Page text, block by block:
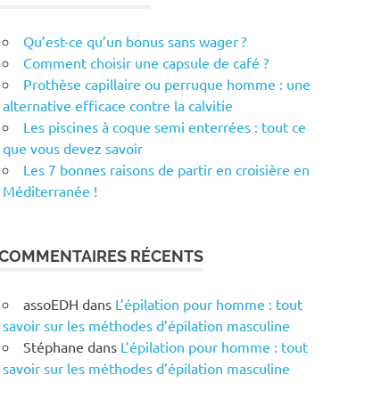
Qu’est-ce qu’un bonus sans wager ?
Comment choisir une capsule de café ?
Prothèse capillaire ou perruque homme : une
alternative efficace contre la calvitie
Les piscines à coque semi enterrées : tout ce
que vous devez savoir
Les 7 bonnes raisons de partir en croisière en
Méditerranée !
RÉCENTS
assoEDH dans L’épilation pour homme : tout
savoir sur les méthodes d’épilation masculine
Stéphane dans L’épilation pour homme : tout
savoir sur les méthodes d’épilation masculine